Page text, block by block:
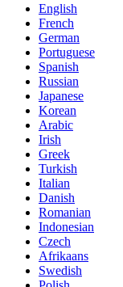
English
French
German
Portuguese
Spanish
Russian
Japanese
Korean
Arabic
Irish
Greek
Turkish
Italian
Danish
Romanian
Indonesian
Czech
Afrikaans
Swedish